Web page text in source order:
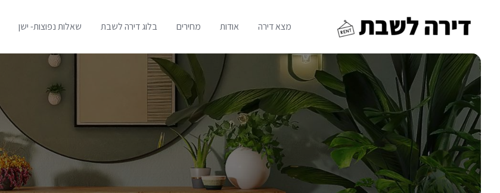
מצא דירה אודות מחירים בלוג דירה לשבת שאלות נפוצות- ישן